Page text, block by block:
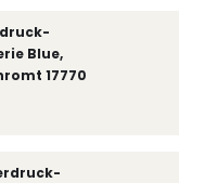
Blue,
17770